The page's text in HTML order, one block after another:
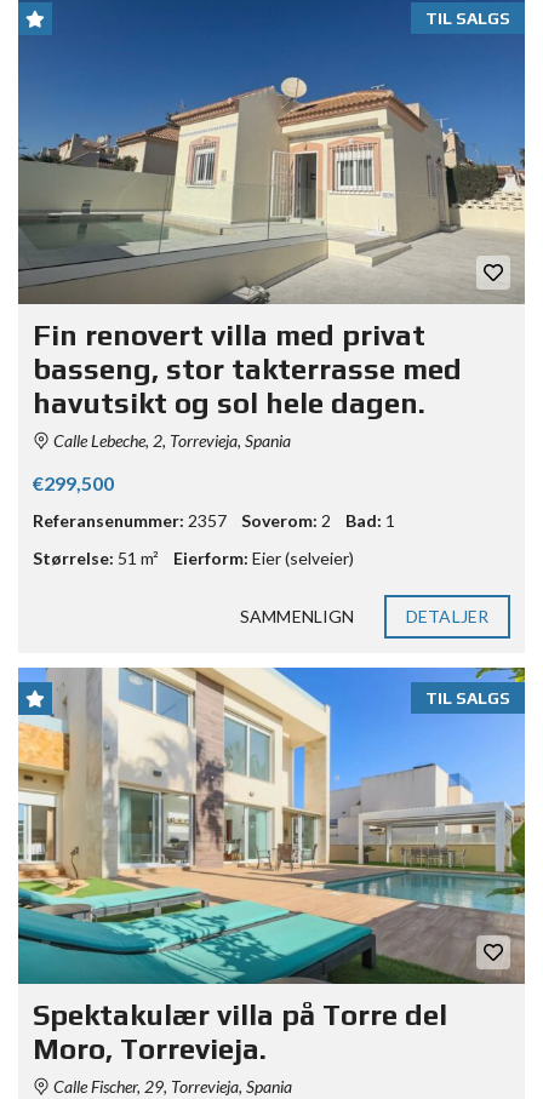
TIL SALGS
Fin renovert villa med privat
basseng, stor takterrasse med
havutsikt og sol hele dagen.
Calle Lebeche, 2, Torrevieja, Spania
€299,500
Referansenummer: 2357 Soverom: 2 Bad: 1
Størrelse: 51 m² Eierform: Eier (selveier)
SAMMENLIGN DETALJER
TIL SALGS
Spektakulær villa på Torre del
Moro, Torrevieja.
Calle Fischer, 29, Torrevieja, Spania